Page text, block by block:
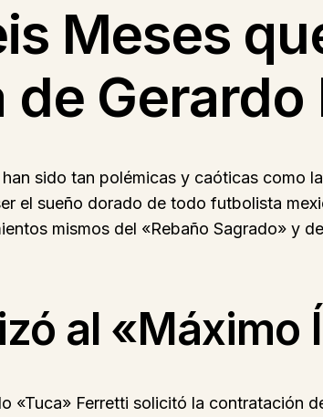
Meses
de
sido tan polémicas y caóticas como
el sueño dorado de todo futbolista
mismos del «Rebaño Sagrado» y
al «Máximo
«Tuca» Ferretti solicitó la contratación